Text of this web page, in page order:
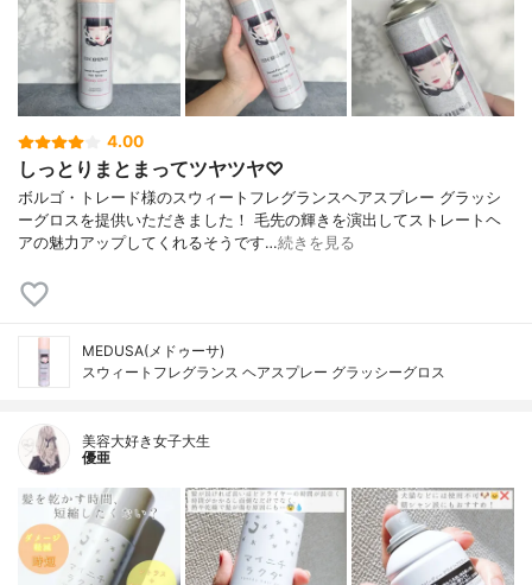
4.00
しっとりまとまってツヤツヤ♡
ボルゴ・トレード様のスウィートフレグランスヘアスプレー グラッシ
ーグロスを提供いただきました！ 毛先の輝きを演出してストレートヘ
アの魅力アップしてくれるそうです…続きを見る
MEDUSA(メドゥーサ)
スウィートフレグランス ヘアスプレー グラッシーグロス
美容大好き女子大生
優亜